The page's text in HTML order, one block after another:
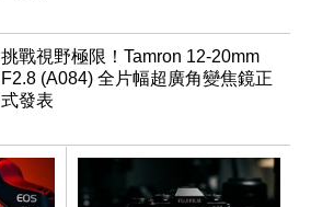
挑戰視野極限！Tamron 12-20mm
F2.8 (A084) 全片幅超廣角變焦鏡正
式發表